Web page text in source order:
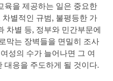
육을 제공하는 일은 중요한
별적인 규범, 불평등한 가
차별 등, 정부와 민간부문에
막는 장벽들을 면밀히 조사
성의 수가 늘어나면 그 여
대응을 주도하게 될 것이다.